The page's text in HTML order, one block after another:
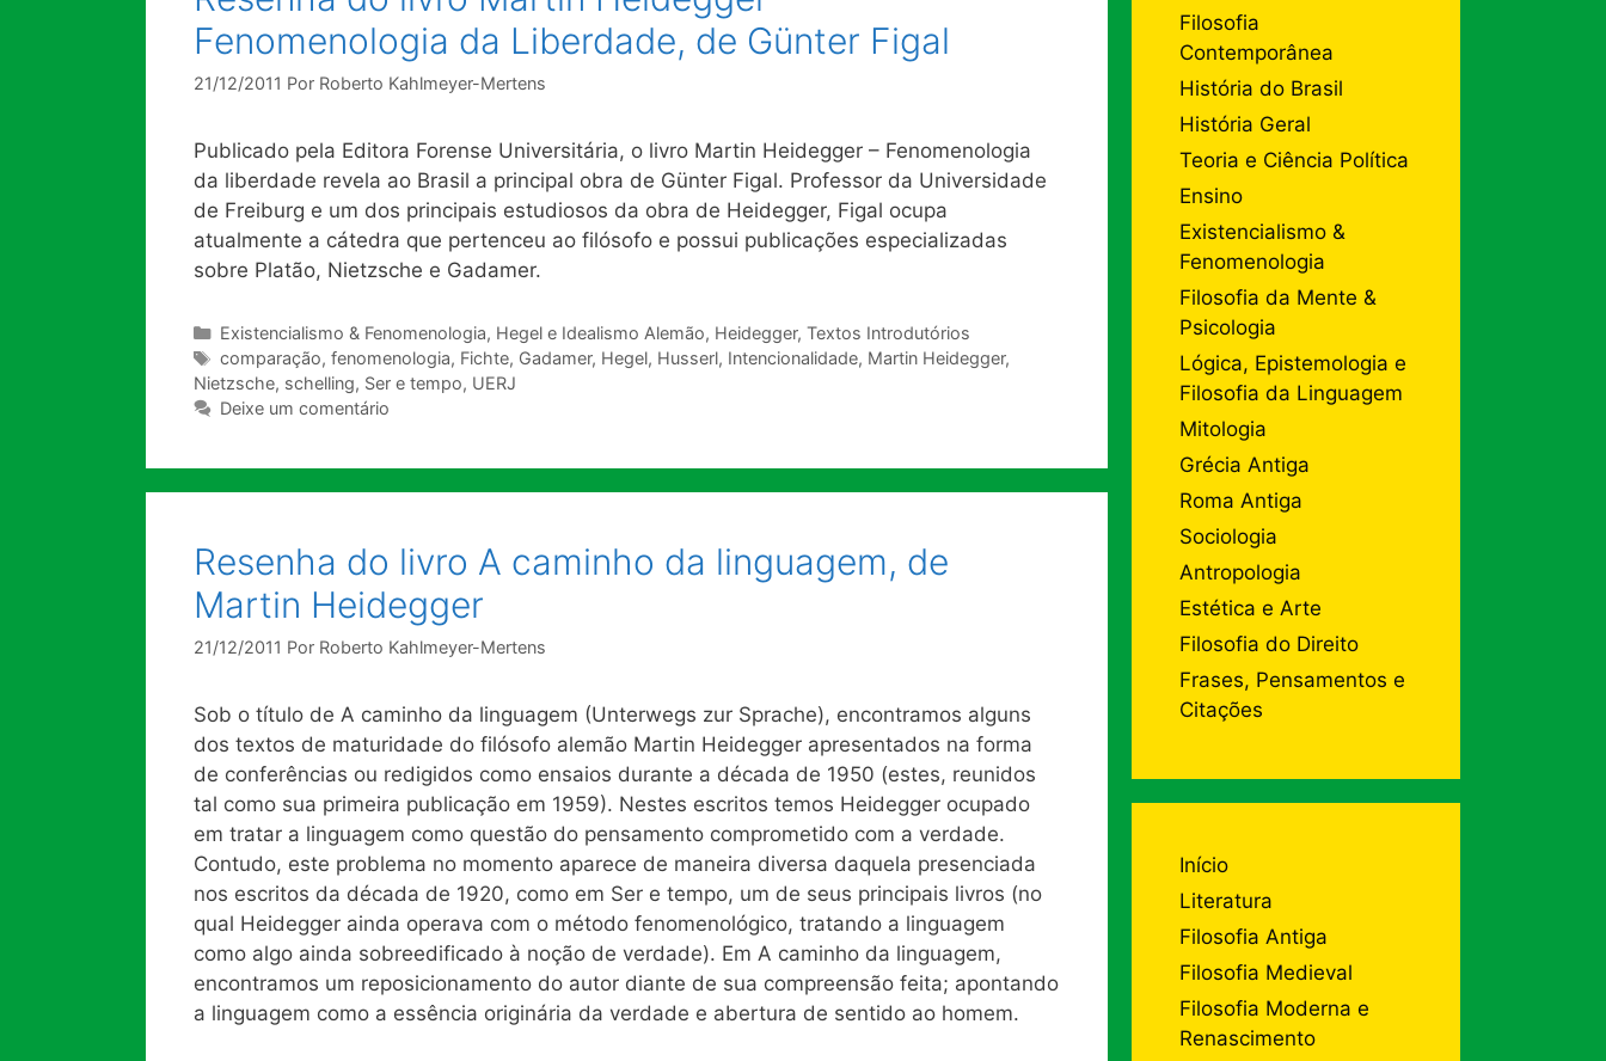
Fenomenologia da Liberdade, de Günter Figal
21/12/2011 Por Roberto Kahlmeyer-Mertens
Publicado pela Editora Forense Universitária, o livro Martin Heidegger – Fenomenologia
da liberdade revela ao Brasil a principal obra de Günter Figal. Professor da Universidade
de Freiburg e um dos principais estudiosos da obra de Heidegger, Figal ocupa
atualmente a cátedra que pertenceu ao filósofo e possui publicações especializadas
sobre Platão, Nietzsche e Gadamer.
Categorias
Existencialismo & Fenomenologia, Hegel e Idealismo Alemão, Heidegger, Textos Introdutórios
Tags
comparação, fenomenologia, Fichte, Gadamer, Hegel, Husserl, Intencionalidade, Martin Heidegger,
Nietzsche, schelling, Ser e tempo, UERJ
Deixe um comentário
Resenha do livro A caminho da linguagem, de
Martin Heidegger
21/12/2011 Por Roberto Kahlmeyer-Mertens
Sob o título de A caminho da linguagem (Unterwegs zur Sprache), encontramos alguns
dos textos de maturidade do filósofo alemão Martin Heidegger apresentados na forma
de conferências ou redigidos como ensaios durante a década de 1950 (estes, reunidos
tal como sua primeira publicação em 1959). Nestes escritos temos Heidegger ocupado
em tratar a linguagem como questão do pensamento comprometido com a verdade.
Contudo, este problema no momento aparece de maneira diversa daquela presenciada
nos escritos da década de 1920, como em Ser e tempo, um de seus principais livros (no
qual Heidegger ainda operava com o método fenomenológico, tratando a linguagem
como algo ainda sobreedificado à noção de verdade). Em A caminho da linguagem,
encontramos um reposicionamento do autor diante de sua compreensão feita; apontando
a linguagem como a essência originária da verdade e abertura de sentido ao homem.
Filosofia
Contemporânea
História do Brasil
História Geral
Teoria e Ciência Política
Ensino
Existencialismo &
Fenomenologia
Filosofia da Mente &
Psicologia
Lógica, Epistemologia e
Filosofia da Linguagem
Mitologia
Grécia Antiga
Roma Antiga
Sociologia
Antropologia
Estética e Arte
Filosofia do Direito
Frases, Pensamentos e
Citações
Início
Literatura
Filosofia Antiga
Filosofia Medieval
Filosofia Moderna e
Renascimento